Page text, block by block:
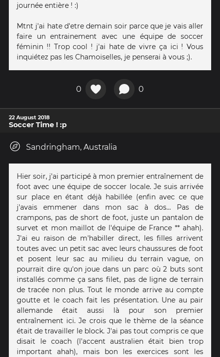
journée entière ! :)
Mtnt j'ai hate d'etre demain soir parce que je vais aller
faire un entrainement avec une équipe de soccer
féminin !! Trop cool ! j'ai hate de vivre ça ici ! Vous
inquiétez pas les Chamoiselles, je penserai à vous ;).
0 0
22 August 2018
Soccer Time ! :p
Sandringham, Australia
Hier soir, j'ai participé à mon premier entraînement de
foot avec une équipe de soccer locale. Je suis arrivée
sur place en étant déjà habillée (enfin avec ce que
j'avais emmener dans mon sac à dos... Pas de
crampons, pas de short de foot, juste un pantalon de
survet et mon maillot de l'équipe de France ** ahah).
J'ai eu raison de m'habiller direct, les filles arrivent
toutes avec un petit sac avec leurs chaussures de foot
et posent leur sac au milieu du terrain vague, on
pourrait dire qu'on joue dans un parc où 2 buts sont
installés comme ça sans filet, pas de ligne de terrain
de tracée non plus. Tout le monde arrive au compte
goutte et le coach fait les présentation. Une au pair
allemande était aussi là pour son premier
entraînement ici. Je crois que le thème de la séance
était de travailler le block. J'ai pas tout compris ce que
disait le coach (l'accent australien était bien trop
important ahah), mais bon les exercices sont les